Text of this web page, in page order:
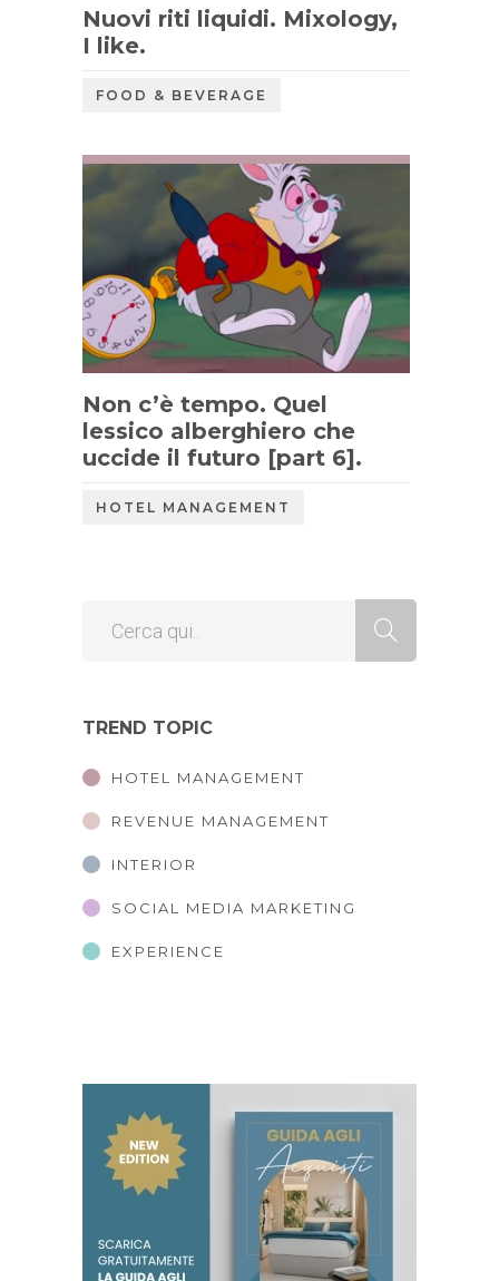
Nuovi riti liquidi. Mixology,
I like.
FOOD & BEVERAGE
Non c’è tempo. Quel
lessico alberghiero che
uccide il futuro [part 6].
HOTEL MANAGEMENT
TREND TOPIC
HOTEL MANAGEMENT
REVENUE MANAGEMENT
INTERIOR
SOCIAL MEDIA MARKETING
EXPERIENCE